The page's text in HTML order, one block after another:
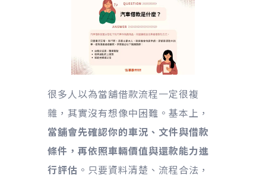
很多人以為當舖借款流程一定很複
雜，其實沒有想像中困難。基本上，
當舖會先確認你的車況、文件與借款
條件，再依照車輛價值與還款能力進
行評估 。只要資料清楚、流程合法，